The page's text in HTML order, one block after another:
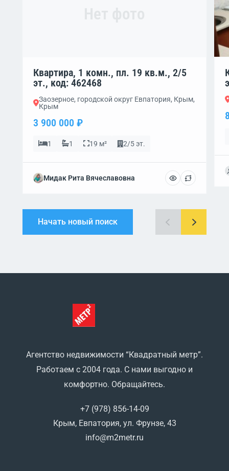
Квартира, 1 комн., пл. 19 кв.м., 2/5
эт., код: 462468
Заозерное, городской округ Евпатория, Крым,
Крым
3 900 000 ₽
1 1 19 м² 2/5 эт.
Мидак Рита Вячеславовна
Начать новый поиск
Агентство недвижимости “Квадратный метр”.
Работаем с 2004 года. С нами выгодно и
комфортно. Обращайтесь.
+7 (978) 856-14-09
Крым, Евпатория, ул. Фрунзе, 43
info@m2metr.ru